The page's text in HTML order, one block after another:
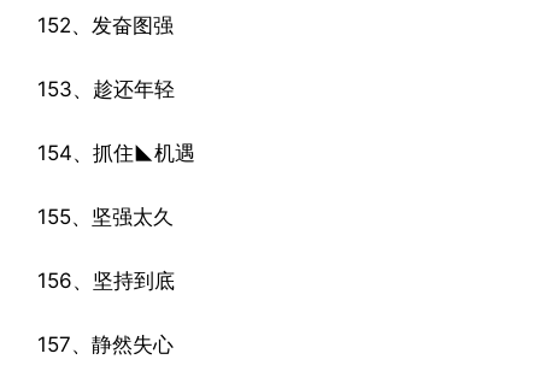
152、发奋图强
153、趁还年轻
154、抓住◣机遇
155、坚强太久
156、坚持到底
157、静然失心